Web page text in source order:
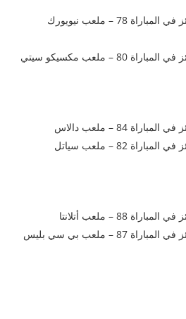
الفائز في المباراة 76 ضد الفائز في المباراة 78 – ملعب نيويورك
الفائز في المباراة 85 ضد الفائز في المباراة 87 – ملعب بي سي بليس